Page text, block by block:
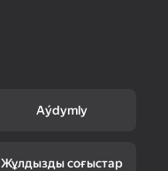
Aýdymly
Жұлдызды соғыстар